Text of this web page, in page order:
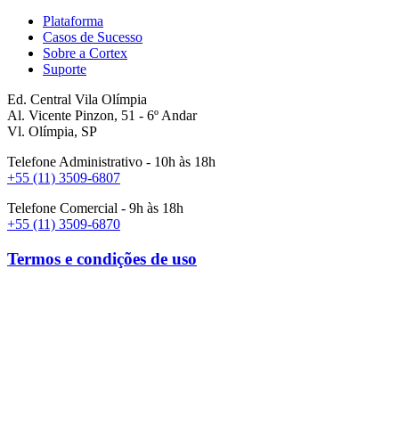
Plataforma
Casos de Sucesso
Sobre a Cortex
Suporte
Ed. Central Vila Olímpia
Al. Vicente Pinzon, 51 - 6º Andar
Vl. Olímpia, SP
Telefone Administrativo - 10h às 18h
+55 (11) 3509-6807
Telefone Comercial - 9h às 18h
+55 (11) 3509-6870
Termos e condições de uso